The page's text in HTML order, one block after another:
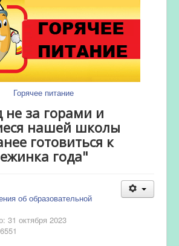
Горячее питание
не за горами и
нашей школы
готовиться к
года"
об образовательной
31 октября 2023